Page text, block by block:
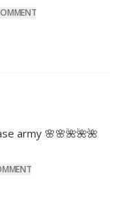
army 🌸🌸🌺🌺🌺